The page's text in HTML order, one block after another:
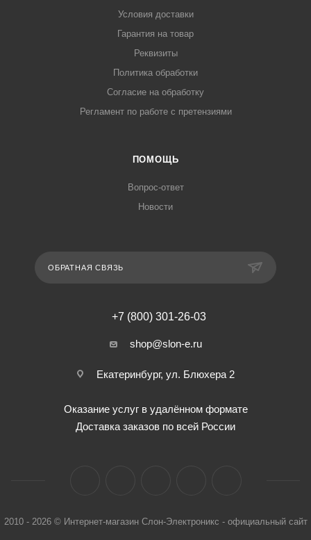
Условия доставки
Гарантия на товар
Реквизиты
Политика обработки
Согласие на обработку
Регламент по работе с претензиями
ПОМОЩЬ
Вопрос-ответ
Новости
ОБРАТНАЯ СВЯЗЬ
+7 (800) 301-26-03
shop@slon-e.ru
Екатеринбург, ул. Блюхера 2
Оказание услуг в удалённом формате
Доставка заказов по всей России
2010 - 2026 © Интернет-магазин Слон-Электроникс - официальный сайт